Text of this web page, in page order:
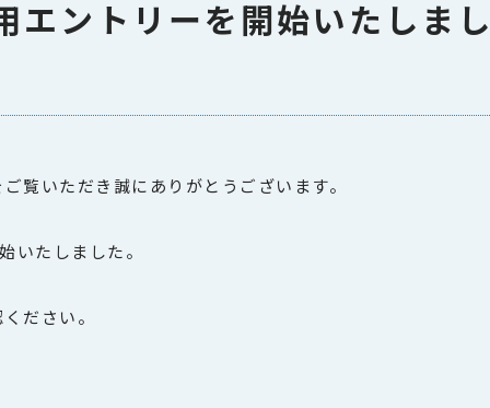
ントリーを開始いたしま
覧いただき誠にありがとうございます。
たしました。
ださい。